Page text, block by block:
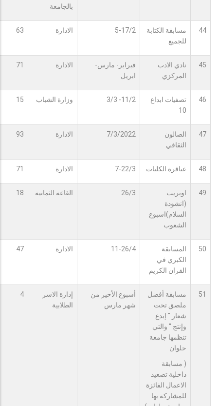
بالجامعة
44
مسابقة الكتابة
للجميع
5-17/2 الادارة 63
45
نادي الادب
المركزي
فبراير- مارس-
ابريل
الادارة 71
46
تصفيات ابداع
10
11/2- 3/3 وزارة الشباب 15
47
الصالون
الثقافي
7/3/2022 الادارة 93
48 عباقرة الكليات 7-22/3 الادارة 71
49
اوبريت
(انشودة
السلام)اسبوع
الشعوب
26/3 القاعة الثمانية 18
50
المسابقة
الكبري في
القران الكريم
11-26/4 الادارة 47
51
مسابقة أفضل
ملصق تحت
شعار " إبدع
وإنتج " والتي
تنظمها جامعة
حلوان
( مسابقة
داخلية تصعيد
الاعمال الفائزة
للمشاركة بها
أسبوع الأخير من
شهر مارس
إدارة الاسر
الطلابية
4